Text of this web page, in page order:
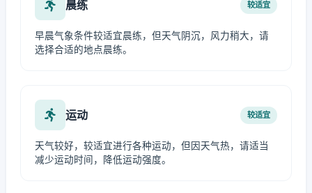
晨练 较适宜
早晨气象条件较适宜晨练，但天气阴沉，风力稍大，请
选择合适的地点晨练。
运动 较适宜
天气较好，较适宜进行各种运动，但因天气热，请适当
减少运动时间，降低运动强度。